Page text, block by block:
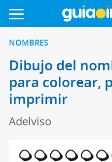
NOMBRES
Dibujo del
para colorear,
imprimir
Adelviso